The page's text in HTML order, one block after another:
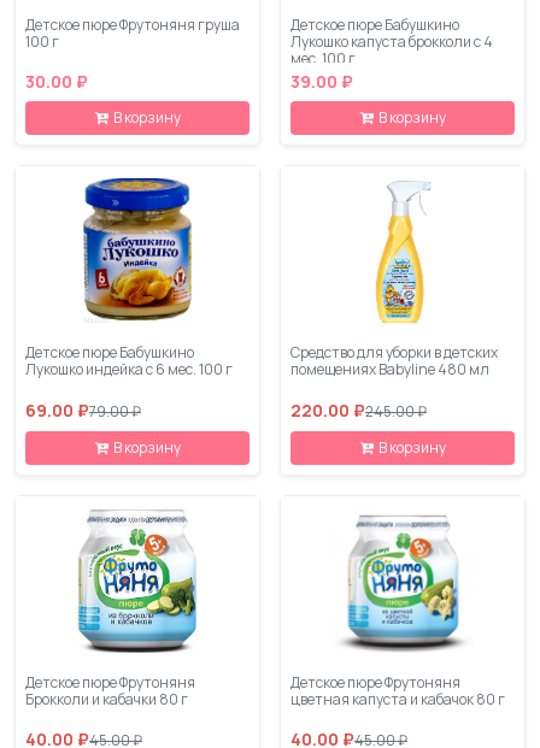
Детское пюре Фрутоняня груша
100 г
30.00 ₽
В корзину
Детское пюре Бабушкино
Лукошко капуста брокколи с 4
мес. 100 г
39.00 ₽
В корзину
Детское пюре Бабушкино
Лукошко индейка с 6 мес. 100 г
69.00 ₽79.00 ₽
В корзину
Средство для уборки в детских
помещениях Babyline 480 мл
220.00 ₽245.00 ₽
В корзину
Детское пюре Фрутоняня
Брокколи и кабачки 80 г
40.00 ₽45.00 ₽
Детское пюре Фрутоняня
цветная капуста и кабачок 80 г
40.00 ₽45.00 ₽